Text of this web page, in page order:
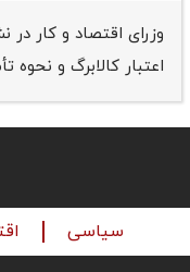
وزرای اقتصاد و کار
اعتبار کالابرگ و نحوه
سیاسی